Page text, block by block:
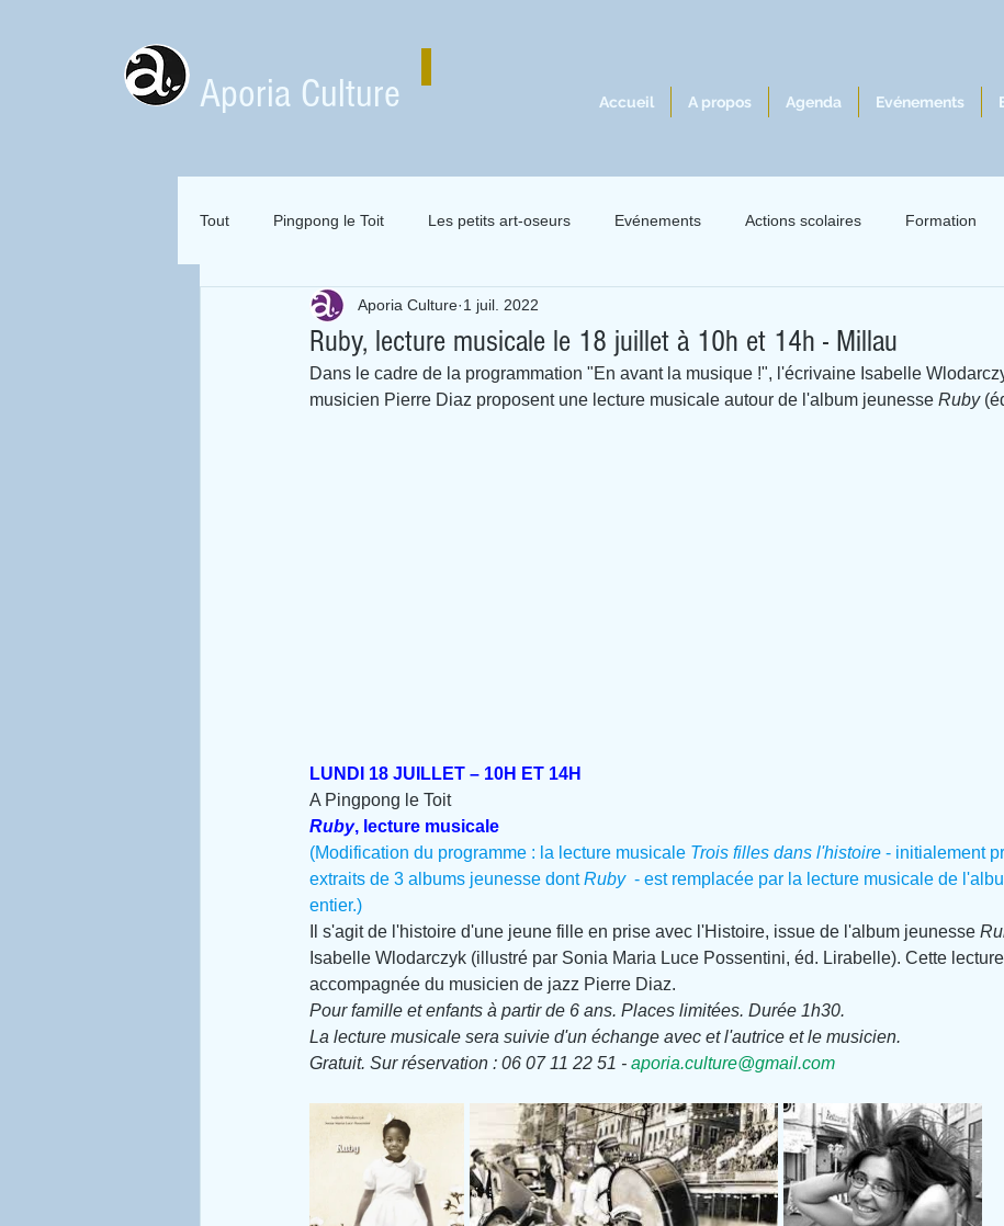
Aporia Culture Accueil A propos Agenda Evénements
Tout Pingpong le Toit Les petits art-oseurs Evénements Actions scolaires Formation
Zai Zai Zai Zai Attitude Merveilles 2021
Expositions en location
Ruby, lecture musicale le 18 juillet à 10h et 14h - Millau
Aporia Culture 1 juil. 2022
Dans le cadre de la programmation "En avant la musique !", l'écrivaine Isabelle
musicien Pierre Diaz proposent une lecture musicale autour de l'album jeunesse Ruby
LUNDI 18 JUILLET – 10H ET 14H
A Pingpong le Toit
Ruby, lecture musicale
(Modification du programme : la lecture musicale Trois filles dans l'histoire - initialement
extraits de 3 albums jeunesse dont Ruby - est remplacée par la lecture musicale de
entier.)
Il s'agit de l'histoire d'une jeune fille en prise avec l'Histoire, issue de l'album jeunesse
Isabelle Wlodarczyk (illustré par Sonia Maria Luce Possentini, éd. Lirabelle). Cette
accompagnée du musicien de jazz Pierre Diaz.
Pour famille et enfants à partir de 6 ans. Places limitées. Durée 1h30.
La lecture musicale sera suivie d'un échange avec et l'autrice et le musicien.
Gratuit. Sur réservation : 06 07 11 22 51 - aporia.culture@gmail.com